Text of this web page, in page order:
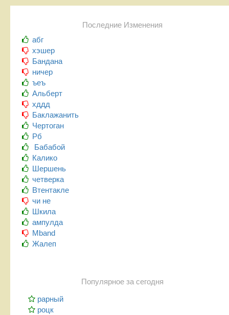
Последние Изменения
абг
хэшер
Бандана
ничер
ъеъ
Альберт
хддд
Баклажанить
Чертоган
Рб
Бабабой
Калико
Шершень
четверка
Втентакле
чи не
Шкила
ампулда
Mband
Жалеп
Популярное за сегодня
рарный
роцк